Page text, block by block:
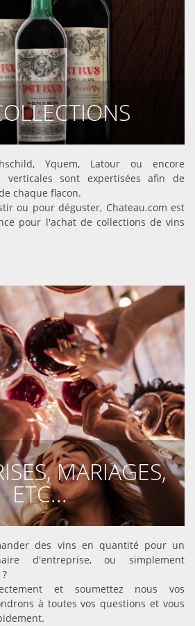
Yquem, Latour ou encore
verticales sont expertisées afin de
chaque flacon.
ou pour déguster, Chateau.com est
pour l'achat de collections de vins
MARIAGES,
ETC...
NOUS
des vins en quantité pour un
d'entreprise, ou simplement
et soumettez nous vos
à toutes vos questions et vous